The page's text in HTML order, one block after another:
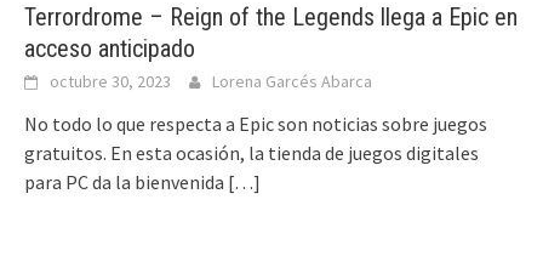
Terrordrome – Reign of the Legends llega a Epic en
acceso anticipado
octubre 30, 2023 Lorena Garcés Abarca
No todo lo que respecta a Epic son noticias sobre juegos
gratuitos. En esta ocasión, la tienda de juegos digitales
para PC da la bienvenida […]